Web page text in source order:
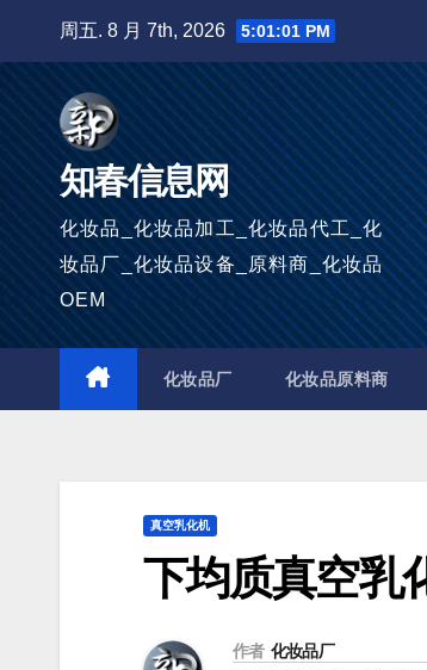
内
周五. 8 月 7th, 2026 5:01:02 PM
知春信息网
化妆品_化妆品加工_化妆品代工_化
妆品厂_化妆品设备_原料商_化妆品
OEM
化妆品厂 化妆品原料商
真空乳化机
下均质真空乳
作者 化妆品厂